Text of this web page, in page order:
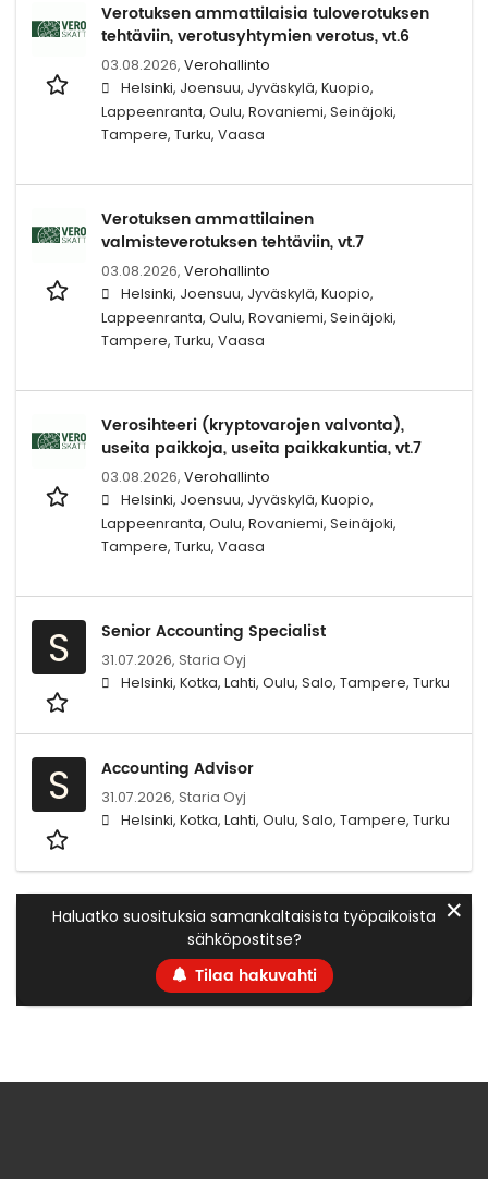
Verotuksen ammattilaisia tuloverotuksen
tehtäviin, verotusyhtymien verotus, vt.6
03.08.2026, Verohallinto
Helsinki, Joensuu, Jyväskylä, Kuopio,
Lappeenranta, Oulu, Rovaniemi, Seinäjoki,
Tampere, Turku, Vaasa
Verotuksen ammattilainen
valmisteverotuksen tehtäviin, vt.7
03.08.2026, Verohallinto
Helsinki, Joensuu, Jyväskylä, Kuopio,
Lappeenranta, Oulu, Rovaniemi, Seinäjoki,
Tampere, Turku, Vaasa
Verosihteeri (kryptovarojen valvonta),
useita paikkoja, useita paikkakuntia, vt.7
03.08.2026, Verohallinto
Helsinki, Joensuu, Jyväskylä, Kuopio,
Lappeenranta, Oulu, Rovaniemi, Seinäjoki,
Tampere, Turku, Vaasa
S Senior Accounting Specialist
31.07.2026, Staria Oyj
Helsinki, Kotka, Lahti, Oulu, Salo, Tampere, Turku
S Accounting Advisor
31.07.2026, Staria Oyj
Helsinki, Kotka, Lahti, Oulu, Salo, Tampere, Turku
Haluatko suosituksia samankaltaisista työpaikoista
sähköpostitse?
Tilaa hakuvahti
✕